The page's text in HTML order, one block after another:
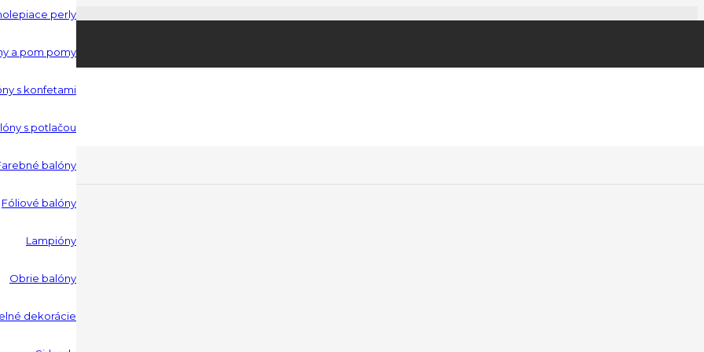
perly
a pom pomy
s konfetami
s potlačou
balóny
Fóliové balóny
Lampióny
Obrie balóny
dekorácie